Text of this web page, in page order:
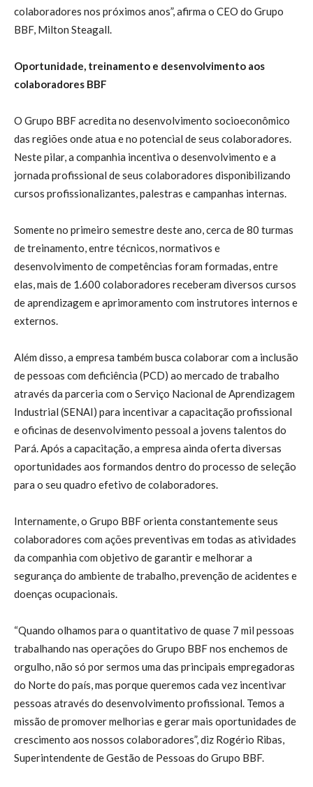
colaboradores nos próximos anos”, afirma o CEO do Grupo
BBF, Milton Steagall.
Oportunidade, treinamento e desenvolvimento aos
colaboradores BBF
O Grupo BBF acredita no desenvolvimento socioeconômico
das regiões onde atua e no potencial de seus colaboradores.
Neste pilar, a companhia incentiva o desenvolvimento e a
jornada profissional de seus colaboradores disponibilizando
cursos profissionalizantes, palestras e campanhas internas.
Somente no primeiro semestre deste ano, cerca de 80 turmas
de treinamento, entre técnicos, normativos e
desenvolvimento de competências foram formadas, entre
elas, mais de 1.600 colaboradores receberam diversos cursos
de aprendizagem e aprimoramento com instrutores internos e
externos.
Além disso, a empresa também busca colaborar com a inclusão
de pessoas com deficiência (PCD) ao mercado de trabalho
através da parceria com o Serviço Nacional de Aprendizagem
Industrial (SENAI) para incentivar a capacitação profissional
e oficinas de desenvolvimento pessoal a jovens talentos do
Pará. Após a capacitação, a empresa ainda oferta diversas
oportunidades aos formandos dentro do processo de seleção
para o seu quadro efetivo de colaboradores.
Internamente, o Grupo BBF orienta constantemente seus
colaboradores com ações preventivas em todas as atividades
da companhia com objetivo de garantir e melhorar a
segurança do ambiente de trabalho, prevenção de acidentes e
doenças ocupacionais.
“Quando olhamos para o quantitativo de quase 7 mil pessoas
trabalhando nas operações do Grupo BBF nos enchemos de
orgulho, não só por sermos uma das principais empregadoras
do Norte do país, mas porque queremos cada vez incentivar
pessoas através do desenvolvimento profissional. Temos a
missão de promover melhorias e gerar mais oportunidades de
crescimento aos nossos colaboradores”, diz Rogério Ribas,
Superintendente de Gestão de Pessoas do Grupo BBF.